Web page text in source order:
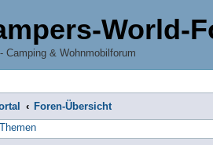
World-
Camping & Wohnmobilforum
Foren-Übersicht